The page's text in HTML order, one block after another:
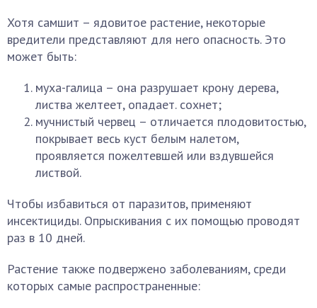
Хотя самшит – ядовитое растение, некоторые
вредители представляют для него опасность. Это
может быть:
муха-галица – она разрушает крону дерева,
листва желтеет, опадает. сохнет;
мучнистый червец – отличается плодовитостью,
покрывает весь куст белым налетом,
проявляется пожелтевшей или вздувшейся
листвой.
Чтобы избавиться от паразитов, применяют
инсектициды. Опрыскивания с их помощью проводят
раз в 10 дней.
Растение также подвержено заболеваниям, среди
которых самые распространенные: